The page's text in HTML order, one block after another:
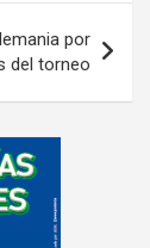
por
del torneo